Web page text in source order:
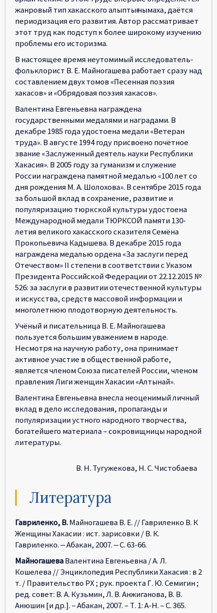
жанровый тип хакасского алыптығ нымаха, даётся
периодизация его развития. Автор рассматривает
этот труд как подступ к более широкому изучению
проблемы его историзма.
В настоящее время неутомимый исследователь-
фольклорист В. Е. Майногашева работает сразу над
составлением двух томов «Песенная поэзия
хакасов» и «Обрядовая поэзия хакасов».
Валентина Евгеньевна награждена
государственными медалями и наградами. В
декабре 1985 года удостоена медали «Ветеран
труда». В августе 1994 году присвоено почётное
звание «Заслуженный деятель науки Республики
Хакасия». В 2005 году за гуманизм и служение
России награждена памятной медалью «100 лет со
дня рождения М. А. Шолохова». В сентябре 2015 года
за большой вклад в сохранение, развитие и
популяризацию тюркской культуры удостоена
Международной медали ТЮРКСОЙ памяти 130-
летия великого хакасского сказителя Семёна
Прокопьевича Кадышева. В декабре 2015 года
награждена медалью ордена «За заслуги перед
Отечеством» II степени в соответствии с Указом
Президента Российской Федерации от 22.12.2015 №
526: за заслуги в развитии отечественной культуры
и искусства, средств массовой информации и
многолетнюю плодотворную деятельность.
Учёный и писательница В. Е. Майногашева
пользуется большим уважением в народе.
Несмотря на научную работу, она принимает
активное участие в общественной работе,
является членом Союза писателей России, членом
правления Лиги женщин Хакасии «Алтынай».
Валентина Евгеньевна внесла неоценимый личный
вклад в дело исследования, пропаганды и
популяризации устного народного творчества,
богатейшего материала – сокровищницы народной
литературы.
В. Н. Тугужекова, Н. С. Чистобаева
Литература
Гавриленко, В.Майногашева В. Е. // Гавриленко В. К
Женщины Хакасии : ист. зарисовки / В. К.
Гавриленко. ‒ Абакан, 2007. ‒ С. 63-66.
МайногашеваВалентина Евгеньевна / А. Л.
Кошелева // Энциклопедия Республики Хакасия : в 2
т. / Правительство РХ ; рук. проекта Г. Ю. Семигин ;
ред. совет: В. А. Кузьмин, Л. В. Анжиганова, В. В.
Анюшин [и др.]. – Абакан, 2007. – Т. 1: А-Н. – С. 365.